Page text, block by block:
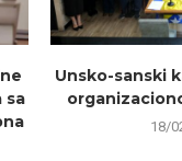
sa
Unsko-sanski
18/